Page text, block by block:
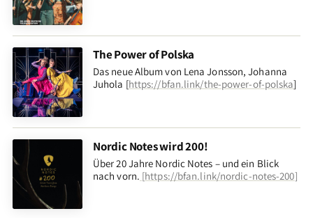
The Power of Polska
Das neue Album von Lena Jonsson, Johanna
Juhola [https://bfan.link/the-power-of-polska]
Nordic Notes wird 200!
Über 20 Jahre Nordic Notes – und ein Blick
nach vorn. [https://bfan.link/nordic-notes-200]